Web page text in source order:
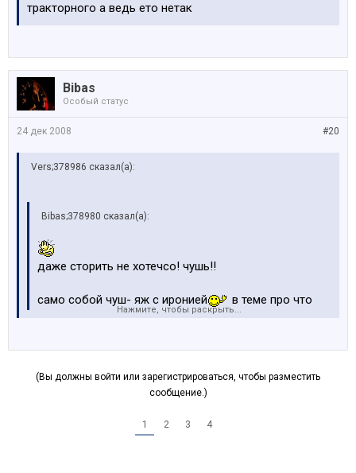
тракторного а ведь ето нетак
Bibas
Особый статус
#20
24 дек 2008
Vers;378986 сказал(а):
Bibas;378980 сказал(а):
даже сторить не хотечсо! чушь!!
само собой чуш- яж с иронией
в теме про что
лудше просто дизель характерезуют как монстра
эти дизеляки везде лезут!!! видно кризис, соляра та
дороже бенза- вот и злятса!!!!
Нажмите, чтобы раскрыть...
(Вы должны войти или зарегистрироваться, чтобы разместить
сообщение.)
1 2 3 4